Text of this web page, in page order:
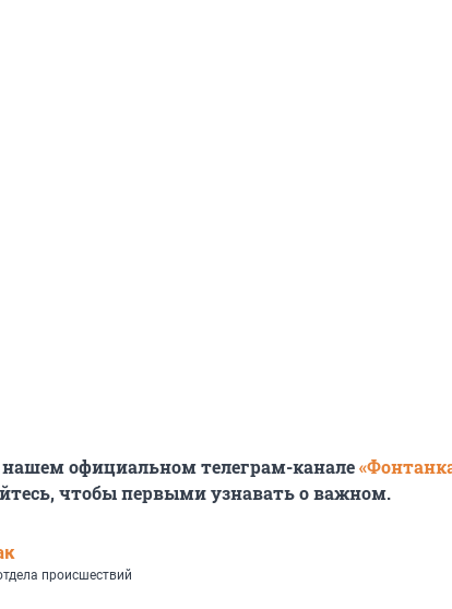
официальном телеграм-канале
чтобы первыми узнавать о важном.
происшествий